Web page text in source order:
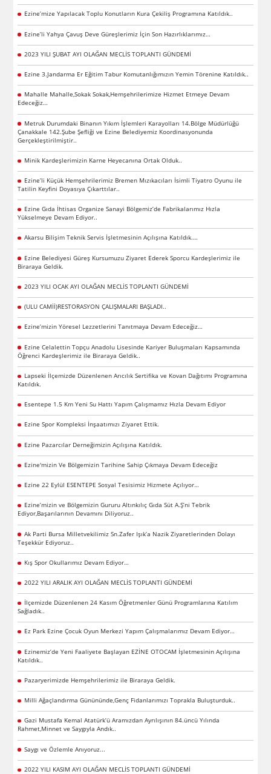
Ezine’mize Yapılacak Toplu Konutların Kura Çekiliş Programına Katıldık..
Ezine’li Yahya Çavuş Deve Güreşlerimiz İçin Son Hazırlıklarımız…
2023 YILI ŞUBAT AYI OLAĞAN MECLİS TOPLANTI GÜNDEMİ
Ezine 3.Jandarma Er Eğitim Tabur Komutanlığımızın Yemin Törenine Katıldık..
Mahalle Mahalle,Sokak Sokak,Hemşehrilerimize Hizmet Etmeye Devam
Edeceğiz…
Metruk Durumdaki Binanın Yıkım İşlemleri Karayolları 14.Bölge Müdürlüğü
Çanakkale 142.Şube Şefliği ve Ezine Belediyemiz Koordinasyonunda
Gerçekleştirilmiştir..
Minik Kardeşlerimizin Karne Heyecanına Ortak Olduk..
Ezine’li Küçük Hemşehrilerimiz Bremen Mızıkacıları İsimli Tiyatro Oyunu ile
Tatilin Keyfini Doyasıya Çıkarttılar..
Ezine Gıda İhtisas Organize Sanayi Bölgemiz’de Fabrikalarımız Hızla
Yükselmeye Devam Ediyor..
Akarsu Bilişim Teknik Servis İşletmesinin Açılışına Katıldık.…
Ezine Belediyesi Güreş Kursumuzu Ziyaret Ederek Sporcu Kardeşlerimiz ile
Biraraya Geldik.
2023 YILI OCAK AYI OLAĞAN MECLİS TOPLANTI GÜNDEMİ
(ULU CAMİİ)RESTORASYON ÇALIŞMALARI BAŞLADI..
Ezine’mizin Yöresel Lezzetlerini Tanıtmaya Devam Edeceğiz…
Ezine Celalettin Topçu Anadolu Lisesinde Kariyer Buluşmaları Kapsamında
Öğrenci Kardeşlerimiz ile Biraraya Geldik..
Lapseki İlçemizde Düzenlenen Arıcılık Sertifika ve Kovan Dağıtımı Programına
Katıldık.
Esentepe 1.5 Km Yeni Su Hattı Yapım Çalışmamız Hızla Devam Ediyor
Ezine Spor Kompleksi İnşaatımızı Ziyaret Ettik.
Ezine Pazarcılar Derneğimizin Açılışına Katıldık.
Ezine'mizin Ve Bölgemizin Tarihine Sahip Çıkmaya Devam Edeceğiz
Ezine 22 Eylül ESENTEPE Sosyal Tesisimiz Hizmete Açılıyor…
Ezine’mizin ve Bölgemizin Gururu Altınkılıç Gıda Süt A.Ş’ni Tebrik
Ediyor,Başarılarının Devamını Diliyoruz..
Ak Parti Bursa Milletvekilimiz Sn.Zafer Işık’a Nazik Ziyaretlerinden Dolayı
Teşekkür Ediyoruz..
Kış Spor Okullarımız Devam Ediyor…
2022 YILI ARALIK AYI OLAĞAN MECLİS TOPLANTI GÜNDEMİ
İlçemizde Düzenlenen 24 Kasım Öğretmenler Günü Programlarına Katılım
Sağladık..
Ez Park Ezine Çocuk Oyun Merkezi Yapım Çalışmalarımız Devam Ediyor…
Ezinemiz’de Yeni Faaliyete Başlayan EZİNE OTOCAM İşletmesinin Açılışına
Katıldık..
Pazaryerimizde Hemşehrilerimiz ile Biraraya Geldik.
Milli Ağaçlandırma Günününde,Genç Fidanlarımızı Toprakla Buluşturduk..
Gazi Mustafa Kemal Atatürk’ü Aramızdan Ayrılışının 84.üncü Yılında
Rahmet,Minnet ve Saygıyla Andık..
Saygı ve Özlemle Anıyoruz...
2022 YILI KASIM AYI OLAĞAN MECLİS TOPLANTI GÜNDEMİ